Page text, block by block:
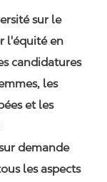
sur le
l'équité en
candidatures
les
et les
demande
les aspects